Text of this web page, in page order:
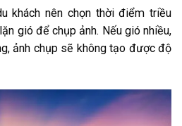
khách nên chọn thời điểm triều
gió để chụp ảnh. Nếu gió nhiều,
ảnh chụp sẽ không tạo được độ